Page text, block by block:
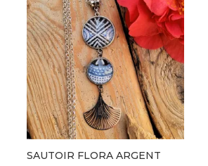
récent
au
plus
ancien
SAUTOIR FLORA ARGENT